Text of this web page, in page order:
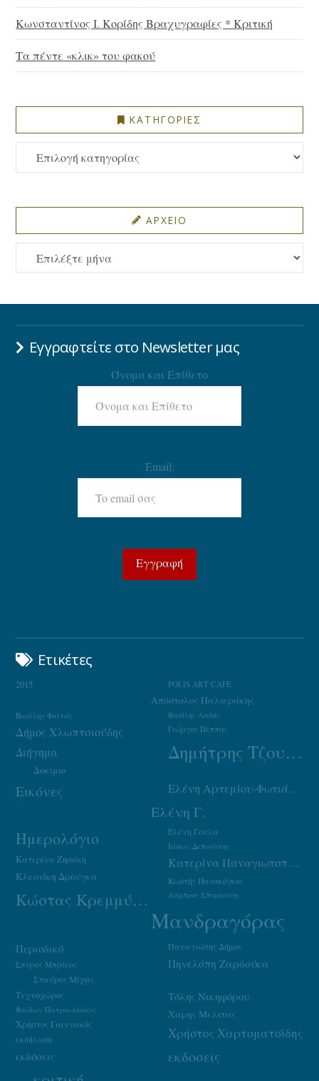
Κωνσταντίνος Ι. Κορίδης Βραχυγραφίες * Κριτική
Τα πέντε «κλικ» του φακού
ΚΑΤΗΓΟΡΙΕΣ
ΚΑΤΗΓΟΡΙΕΣ
ΑΡΧΕΙΟ
ΑΡΧΕΙΟ
Εγγραφτείτε στο Newsletter μας
Όνομα και Επίθετο
Email:
Ετικέτες
2015 POLIS ART CAFE
Απόστολος Παλιεράκης
Βασίλης Λαδάς
Βασίλης Φαϊτάς
Γιώργος Πέππας
Δήμος Χλωπτσιούδης
Δημήτρης Τζουμάκας
Διήγημα
Δοκίμιο
Εικόνες Ελένη Αρτεμίου-Φωτιάδου
Ελένη Γ.
Ελένη Γούλα
Ημερολόγιο Ιάσων Δεπούντης
Κατερίνα Ζησάκη Κατερίνα Παναγιωτοπούλου
Κλεονίκη Δρούγκα Κωστής Παπακόγκος
Κώστας Κρεμμύδας Λάμπρος Σπυριούνης
Μανδραγόρας
Παναγιώτης Δήμου
Περιοδικό
Πηνελόπη Ζαρδούκα
Σπύρος Μπρίκος
Σταύρος Μίχας
Τεχνοχώρος
Τόλης Νικηφόρου
Φαίδων Πατρικαλάκις Χάρης Μελιτάς
Χρήστος Γιαννακός
Χρήστος Χαρτοματσίδης
εκδήλωση
εκδοσεις
εκδόσεις